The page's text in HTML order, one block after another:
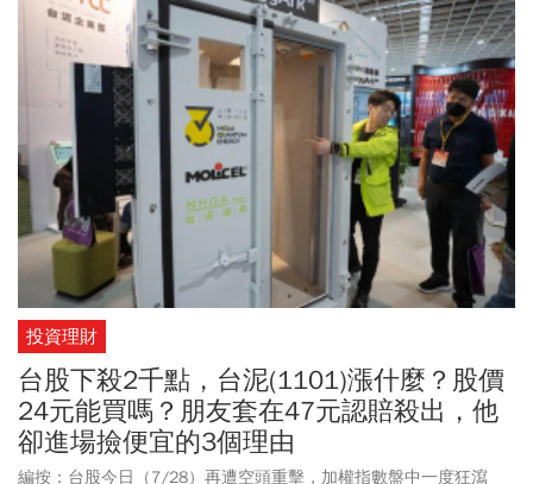
代，就參加棒球校隊，「不誇張地說，棒球是我的運動DNA」。
投資理財
台股下殺2千點，台泥(1101)漲什麼？股價
24元能買嗎？朋友套在47元認賠殺出，他
卻進場撿便宜的3個理由
編按：台股今日（7/28）再遭空頭重擊，加權指數盤中一度狂瀉